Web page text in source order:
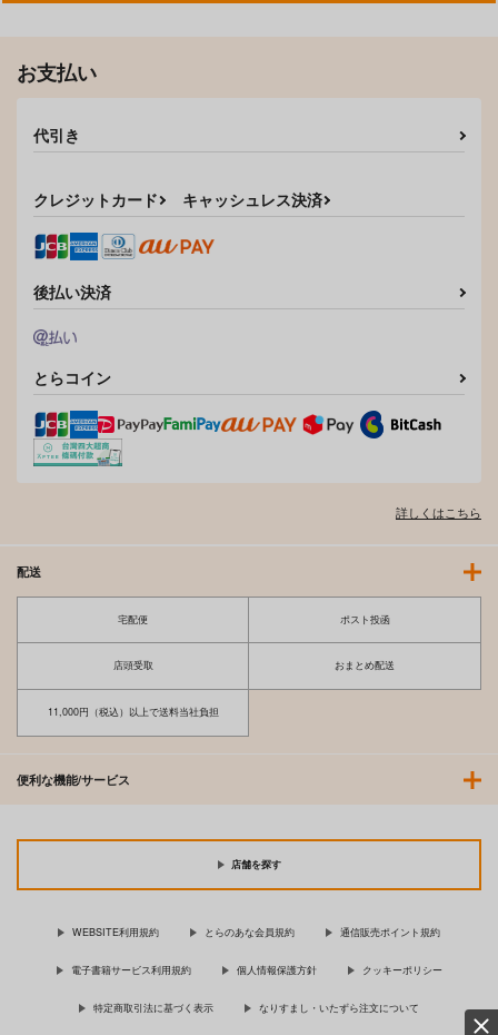
お支払い
代引き
クレジットカード キャッシュレス決済
後払い決済
とらコイン
詳しくはこちら
配送
宅配便 ポスト投函
店頭受取 おまとめ配送
11,000円（税込）以上で送料当社負担
便利な機能/サービス
店舗を探す
WEBSITE利用規約 とらのあな会員規約 通信販売ポイント規約
電子書籍サービス利用規約 個人情報保護方針 クッキーポリシー
特定商取引法に基づく表示 なりすまし・いたずら注文について